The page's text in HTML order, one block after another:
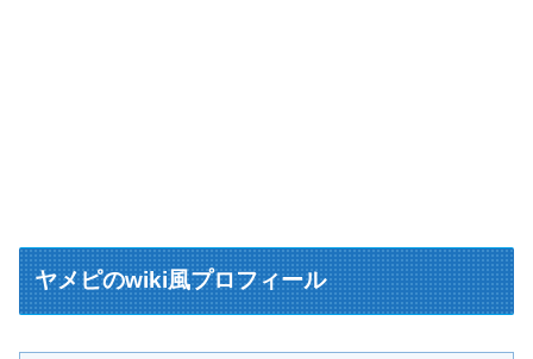
ヤメピのwiki風プロフィール